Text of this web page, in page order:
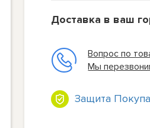
Доставка в ваш
Вопрос по
Мы
Защита